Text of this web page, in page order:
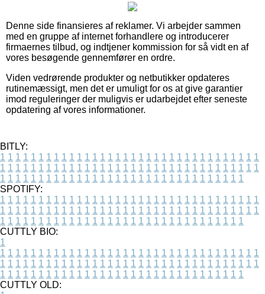
Denne side finansieres af reklamer. Vi arbejder sammen
med en gruppe af internet forhandlere og introducerer
firmaernes tilbud, og indtjener kommission for så vidt en af
vores besøgende gennemfører en ordre.
Viden vedrørende produkter og netbutikker opdateres
rutinemæssigt, men det er umuligt for os at give garantier
imod reguleringer der muligvis er udarbejdet efter seneste
opdatering af vores informationer.
BITLY:
1 1 1 1 1 1 1 1 1 1 1 1 1 1 1 1 1 1 1 1 1 1 1 1 1 1 1 1 1 1 1 1 1 1
1 1 1 1 1 1 1 1 1 1 1 1 1 1 1 1 1 1 1 1 1 1 1 1 1 1 1 1 1 1 1 1 1 1
1 1 1 1 1 1 1 1 1 1 1 1 1 1 1 1 1 1 1 1 1 1 1 1 1 1 1 1 1 1 1 1
SPOTIFY:
1 1 1 1 1 1 1 1 1 1 1 1 1 1 1 1 1 1 1 1 1 1 1 1 1 1 1 1 1 1 1 1 1 1
1 1 1 1 1 1 1 1 1 1 1 1 1 1 1 1 1 1 1 1 1 1 1 1 1 1 1 1 1 1 1 1 1 1
1 1 1 1 1 1 1 1 1 1 1 1 1 1 1 1 1 1 1 1 1 1 1 1 1 1 1 1 1 1 1 1
CUTTLY BIO:
1
1 1 1 1 1 1 1 1 1 1 1 1 1 1 1 1 1 1 1 1 1 1 1 1 1 1 1 1 1 1 1 1 1 1
1 1 1 1 1 1 1 1 1 1 1 1 1 1 1 1 1 1 1 1 1 1 1 1 1 1 1 1 1 1 1 1 1 1
1 1 1 1 1 1 1 1 1 1 1 1 1 1 1 1 1 1 1 1 1 1 1 1 1 1 1 1 1 1 1 1
CUTTLY OLD: